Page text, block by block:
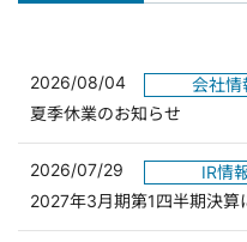
2026/08/04
会社情
夏季休業のお知らせ
2026/07/29
IR情
2027年3月期第1四半期決算